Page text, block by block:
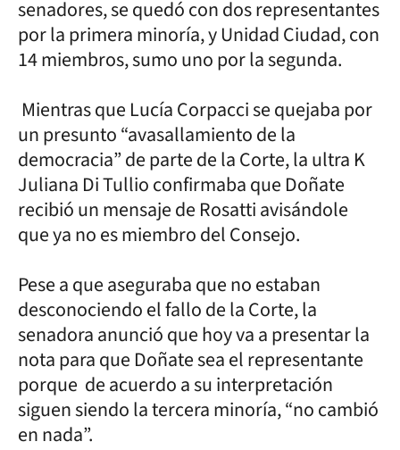
senadores, se quedó con dos representantes
por la primera minoría, y Unidad Ciudad, con
14 miembros, sumo uno por la segunda.
Mientras que Lucía Corpacci se quejaba por
un presunto “avasallamiento de la
democracia” de parte de la Corte, la ultra K
Juliana Di Tullio confirmaba que Doñate
recibió un mensaje de Rosatti avisándole
que ya no es miembro del Consejo.
Pese a que aseguraba que no estaban
desconociendo el fallo de la Corte, la
senadora anunció que hoy va a presentar la
nota para que Doñate sea el representante
porque de acuerdo a su interpretación
siguen siendo la tercera minoría, “no cambió
en nada”.